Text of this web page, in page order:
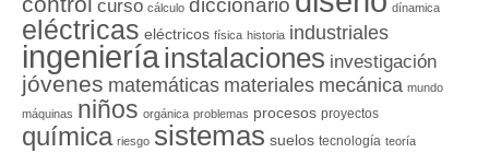
curso cálculo dínamica
eléctricas eléctricos física historia industriales
ingeniería instalaciones investigación
jóvenes matemáticas materiales mecánica mundo
máquinas niños orgánica problemas procesos proyectos
química riesgo sistemas suelos tecnología teoría